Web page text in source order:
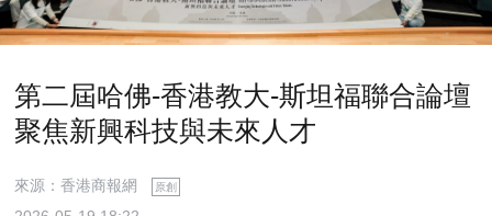
第二屆哈佛-香港教大-斯坦福聯合論壇
聚焦新興科技與未來人才
來源：香港商報網 原創